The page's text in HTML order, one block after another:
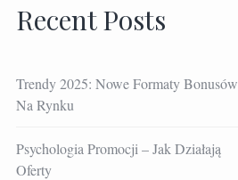
Recent Posts
Trendy 2025: Nowe Formaty Bonusów
Na Rynku
Psychologia Promocji – Jak Działają
Oferty